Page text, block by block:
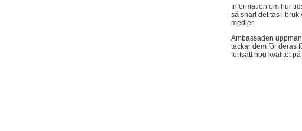
Information om hur
så snart det tas i
medier.
Ambassaden
tackar dem för deras
fortsatt hög kvalitet